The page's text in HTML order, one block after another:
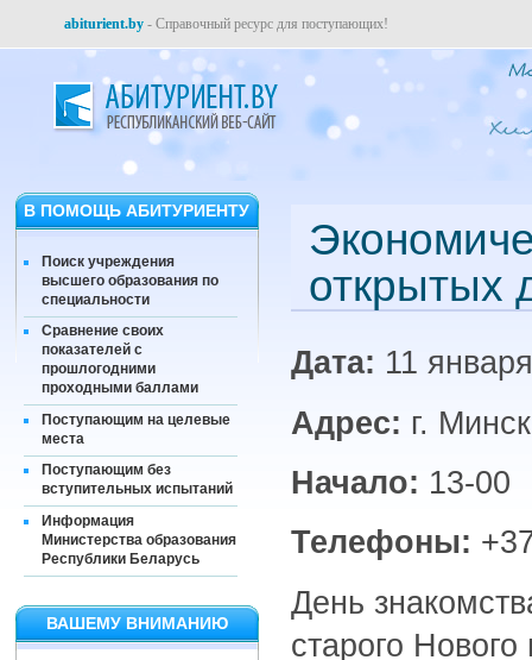
abiturient.by - Справочный ресурс для поступающих!
В ПОМОЩЬ АБИТУРИЕНТУ
Поиск учреждения
высшего образования по
специальности
Сравнение своих
показателей с
прошлогодними
проходными баллами
Поступающим на целевые
места
Поступающим без
вступительных испытаний
Информация
Министерства образования
Республики Беларусь
ВАШЕМУ ВНИМАНИЮ
открытых
Дата: 11 января
Адрес: г.
Начало: 13-00
Телефоны:
День
старого